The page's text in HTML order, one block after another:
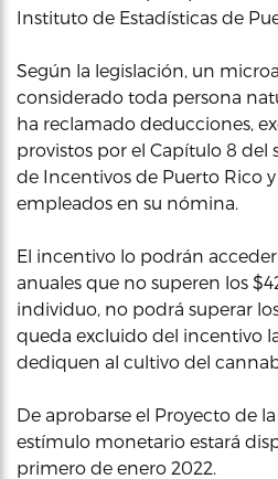
Instituto de Estadísticas de
Según la legislación, un
considerado toda persona
ha reclamado deducciones,
provistos por el Capítulo 8 del
de Incentivos de Puerto Rico
empleados en su nómina.
El incentivo lo podrán
anuales que no superen los
individuo, no podrá superar
queda excluido del incentivo
dediquen al cultivo del
De aprobarse el Proyecto de la
estímulo monetario estará
primero de enero 2022.